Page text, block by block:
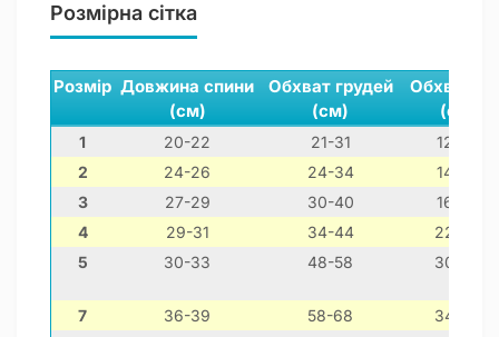
Розмірна сітка
Розмір Довжина спини
(см)
Обхват грудей
(см)
Обхват
(см)
1 20-22 21-31
12-22
2
24-26 24-34
14-24
3
27-29 30-40
16-26
4
29-31 34-44
22-32
5
30-33 48-58 30-40
7 36-39 58-68
34-44